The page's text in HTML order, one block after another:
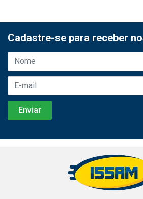
Cadastre-se para receber